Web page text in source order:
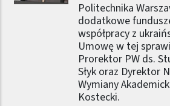
Politechnika
dodatkowe
współpracy z
Umowę w tej
Prorektor PW ds.
Słyk oraz Dyrektor
Wymiany
Kostecki.